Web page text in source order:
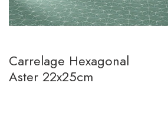
Carrelage Hexagonal
Aster 22x25cm